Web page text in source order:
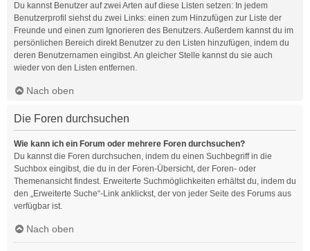
Du kannst Benutzer auf zwei Arten auf diese Listen setzen: In jedem
Benutzerprofil siehst du zwei Links: einen zum Hinzufügen zur Liste der
Freunde und einen zum Ignorieren des Benutzers. Außerdem kannst du im
persönlichen Bereich direkt Benutzer zu den Listen hinzufügen, indem du
deren Benutzernamen eingibst. An gleicher Stelle kannst du sie auch
wieder von den Listen entfernen.
Nach oben
Die Foren durchsuchen
Wie kann ich ein Forum oder mehrere Foren durchsuchen?
Du kannst die Foren durchsuchen, indem du einen Suchbegriff in die
Suchbox eingibst, die du in der Foren-Übersicht, der Foren- oder
Themenansicht findest. Erweiterte Suchmöglichkeiten erhältst du, indem du
den „Erweiterte Suche“-Link anklickst, der von jeder Seite des Forums aus
verfügbar ist.
Nach oben